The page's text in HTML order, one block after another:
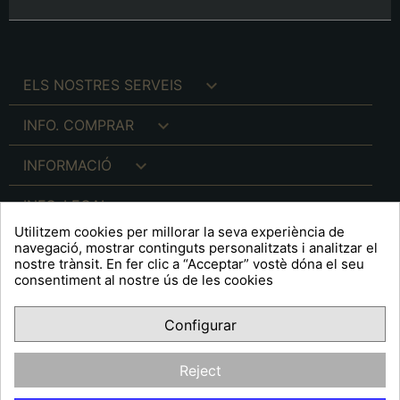
ELS NOSTRES SERVEIS 
INFO. COMPRAR 
INFORMACIÓ 
INFO. LEGAL 
A R T S F I T É
FacebookYouTubePinterest
OPINIONS CLIENTS
Utilitzem cookies per millorar la seva experiència de
navegació, mostrar continguts personalitzats i analitzar el
nostre trànsit. En fer clic a “Acceptar” vostè dóna el seu
consentiment al nostre ús de les cookies
Configurar
Reject